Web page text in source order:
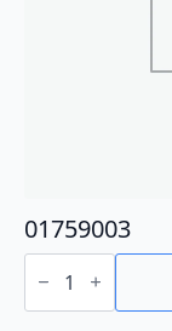
01759003
01759003
adet